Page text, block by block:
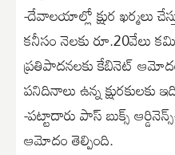
-దేవాలయాల్లో క్షుర ఖర్మలు
కనీసం నెలకు రూ.20వేలు
ప్రతిపాదనలకు కేబినెట్
పనిదినాలు ఉన్న క్షురకులకు
-పట్టాదారు పాస్ బుక్స్
ఆమోదం తెల్పింది.